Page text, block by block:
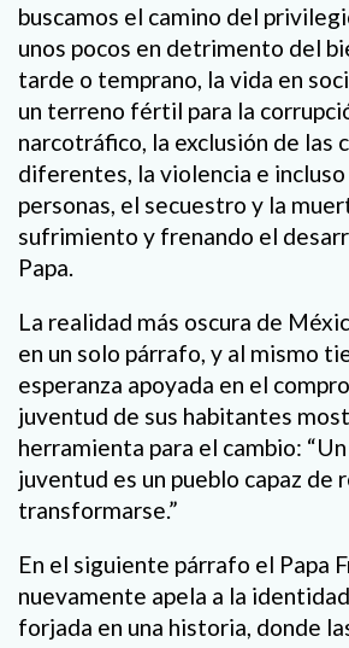
buscamos el camino del
unos pocos en detrimento del
tarde o temprano, la vida en
un terreno fértil para la
narcotráfico, la exclusión de las
diferentes, la violencia e
personas, el secuestro y la
sufrimiento y frenando el
Papa.
La realidad más oscura de
en un solo párrafo, y al mismo
esperanza apoyada en el
juventud de sus habitantes
herramienta para el cambio:
juventud es un pueblo capaz de
transformarse.”
En el siguiente párrafo el Papa
nuevamente apela a la
forjada en una historia, donde